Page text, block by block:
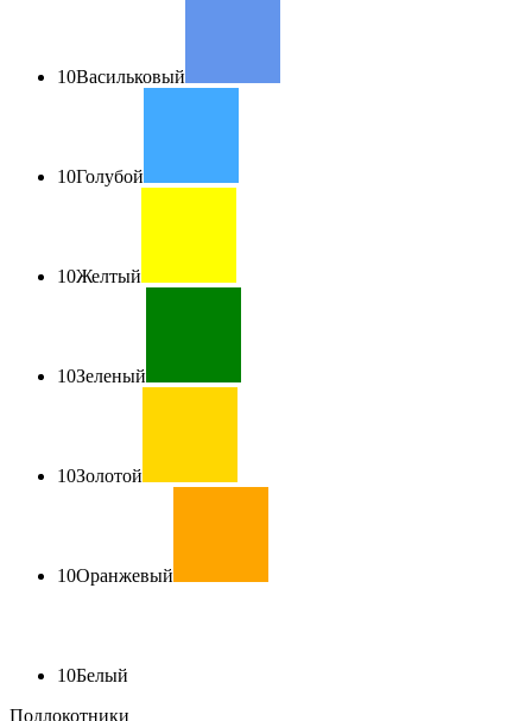
10Васильковый
10Голубой
10Желтый
10Зеленый
10Золотой
10Оранжевый
10Белый
Подлокотники